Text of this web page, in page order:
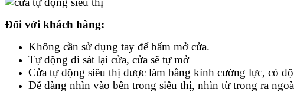
Đối với khách hàng:
Không cần sử dụng tay để bấm mở cửa.
Tự động đi sát lại cửa, cửa sẽ tự mở
Cửa tự động siêu thị được làm bằng kính cường lực, có
Dễ dàng nhìn vào bên trong siêu thị, nhìn từ trong ra